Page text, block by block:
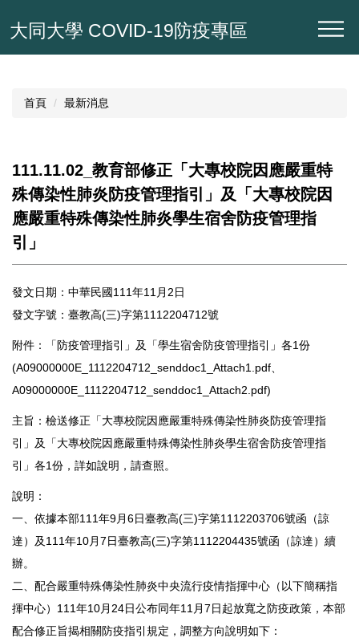
到
大同大學 COVID-19防疫專區
首頁 最新消息
111.11.02_教育部修正「大專校院因應嚴重特
殊傳染性肺炎防疫管理指引」及「大專校院因
應嚴重特殊傳染性肺炎學生宿舍防疫管理指
引」
發文日期：中華民國111年11月2日
發文字號：臺教高(三)字第1112204712號
附件：「防疫管理指引」及「學生宿舍防疫管理指引」各1份
(A09000000E_1112204712_senddoc1_Attach1.pdf、
A09000000E_1112204712_senddoc1_Attach2.pdf)
主旨：檢送修正「大專校院因應嚴重特殊傳染性肺炎防疫管理指
引」及「大專校院因應嚴重特殊傳染性肺炎學生宿舍防疫管理指
引」各1份，詳如說明，請查照。
說明：
一、依據本部111年9月6日臺教高(三)字第1112203706號函（諒
達）及111年10月7日臺教高(三)字第1112204435號函（諒達）續
辦。
二、配合嚴重特殊傳染性肺炎中央流行疫情指揮中心（以下簡稱指
揮中心）111年10月24日公布同年11月7日起放寬之防疫政策，本部
配合修正旨揭相關防疫指引規定，調整方向說明如下：